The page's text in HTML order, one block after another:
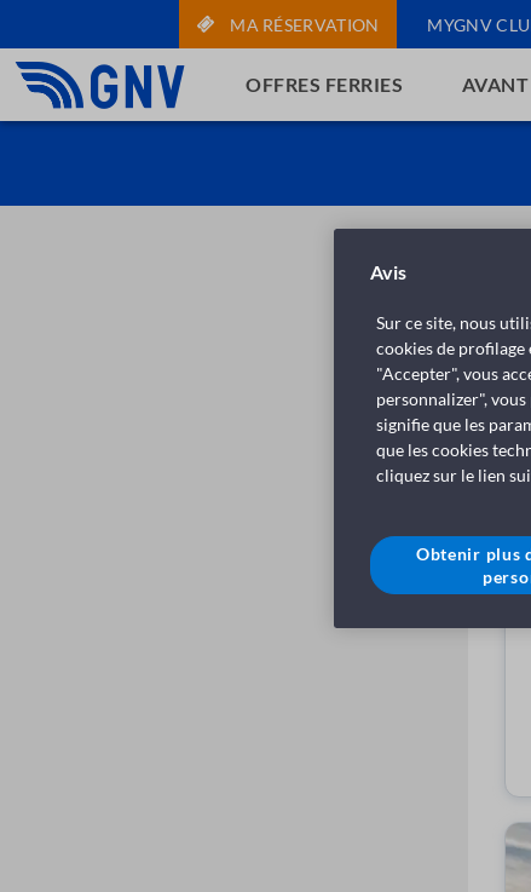
MA RÉSERVATION MYGNV
OFFRES FERRIES
Avis
Sur ce site, nous
cookies de profilage
"Accepter", vous
personnalizer",
signifie que les
que les cookies
cliquez sur le lien
Obtenir plus